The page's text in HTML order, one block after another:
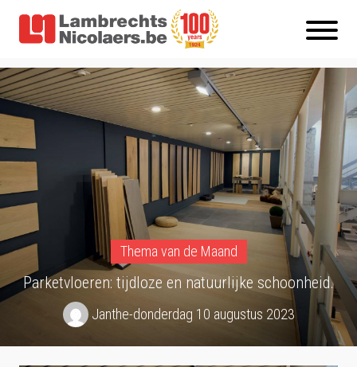
Thema van de Maand
Parketvloeren: tijdloze en natuurlijke schoonheid.
Janthe-donderdag 10 augustus 2023